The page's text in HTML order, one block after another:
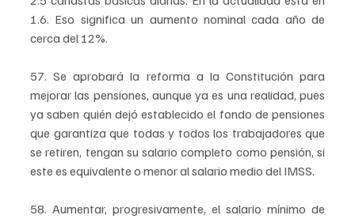
1.6. Eso significa un aumento nominal cada año de
cerca del 12%.
57. Se aprobará la reforma a la Constitución para
mejorar las pensiones, aunque ya es una realidad, pues
ya saben quién dejó establecido el fondo de pensiones
que garantiza que todas y todos los trabajadores que
se retiren, tengan su salario completo como pensión, si
este es equivalente o menor al salario medio del IMSS.
58. Aumentar, progresivamente, el salario mínimo de